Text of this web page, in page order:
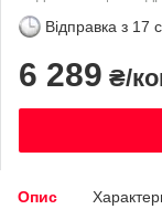
Відправка з 17
6 289 ₴/
Опис